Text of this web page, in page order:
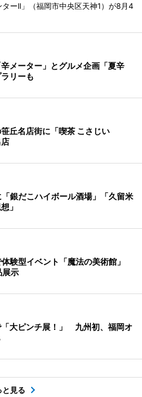
ーII」（福岡市中央区天神1）が8月4
メーター」とグルメ企画「夏辛
リーも
丘名店街に「喫茶 こさじい
銀だこハイボール酒場」「久留米
」
験型イベント「魔法の美術館」
展示
大ピンチ展！」 九州初、福岡オ
と見る